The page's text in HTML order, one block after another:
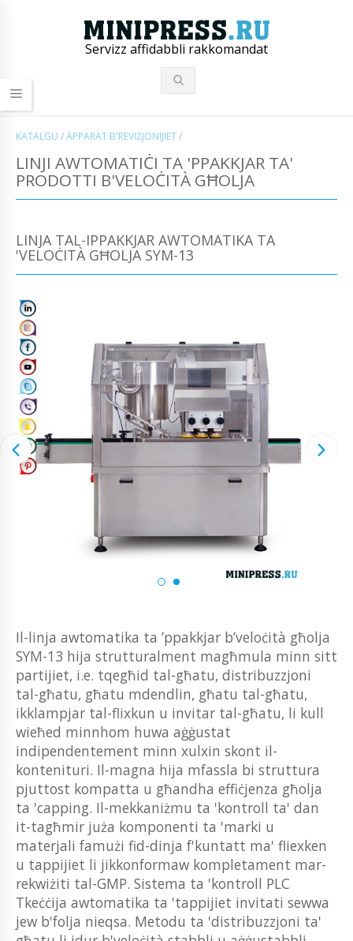
Servizz affidabbli rakkomandat
KATALGU /APPARAT B'REVIŻJONIJIET/
LINJI AWTOMATIĊI TA 'PPAKKJAR TA'
PRODOTTI B'VELOĊITÀ GĦOLJA
LINJA TAL-IPPAKKJAR AWTOMATIKA TA
'VELOĊITÀ GĦOLJA SYM-13
Il-linja awtomatika ta ’ppakkjar b’veloċità għolja
SYM-13 hija strutturalment magħmula minn sitt
partijiet, i.e. tqegħid tal-għatu, distribuzzjoni
tal-għatu, għatu mdendlin, għatu tal-għatu,
ikklampjar tal-flixkun u invitar tal-għatu, li kull
wieħed minnhom huwa aġġustat
indipendentement minn xulxin skont il-
kontenituri. Il-magna hija mfassla bi struttura
pjuttost kompatta u għandha effiċjenza għolja
ta 'capping. Il-mekkaniżmu ta 'kontroll ta' dan
it-tagħmir juża komponenti ta 'marki u
materjali famużi fid-dinja f'kuntatt ma' fliexken
u tappijiet li jikkonformaw kompletament mar-
rekwiżiti tal-GMP. Sistema ta 'kontroll PLC
Tkeċċija awtomatika ta 'tappijiet invitati sewwa
jew b'folja nieqsa. Metodu ta 'distribuzzjoni ta'